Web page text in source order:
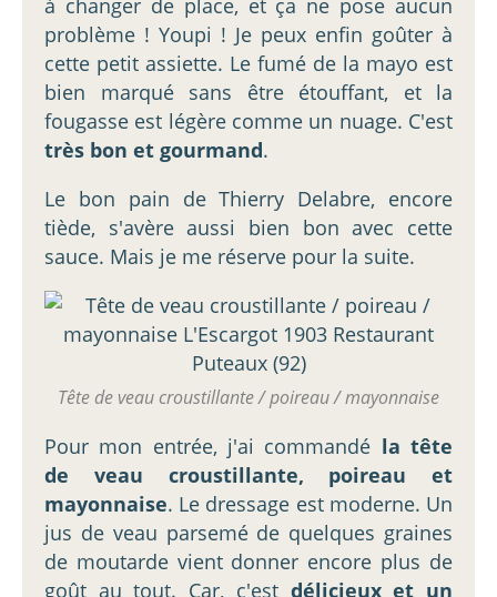
problème ! Youpi ! Je peux enfin goûter à
cette petit assiette. Le fumé de la mayo est
bien marqué sans être étouffant, et la
fougasse est légère comme un nuage. C'est
très bon et gourmand.
Le bon pain de Thierry Delabre, encore
tiède, s'avère aussi bien bon avec cette
sauce. Mais je me réserve pour la suite.
Tête de veau croustillante / poireau / mayonnaise
Pour mon entrée, j'ai commandé la tête
de veau croustillante, poireau et
mayonnaise. Le dressage est moderne. Un
jus de veau parsemé de quelques graines
de moutarde vient donner encore plus de
goût au tout. Car, c'est délicieux et un